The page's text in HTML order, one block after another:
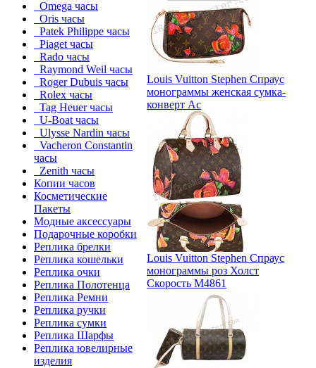
Omega часы
Oris часы
Patek Philippe часы
Piaget часы
Rado часы
Raymond Weil часы
Roger Dubuis часы
Rolex часы
Tag Heuer часы
U-Boat часы
Ulysse Nardin часы
Vacheron Constantin
часы
Zenith часы
Копии часов
Косметические
Пакеты
Модные аксессуары
Подарочные коробки
Реплика брелки
Реплика кошельки
Реплика очки
Реплика Полотенца
Реплика Ремни
Реплика ручки
Реплика сумки
Реплика Шарфы
Реплика ювелирные
изделия
Louis Vuitton Stephen Спраус
монограммы женская сумка-
конверт Ac
Louis Vuitton Stephen Спраус
монограммы роз Холст
Скорость M4861